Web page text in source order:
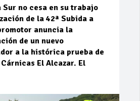
Sur no cesa en su trabajo
de la 42ª Subida a
anuncia la
de un nuevo
a la histórica prueba de
El Alcazar. El